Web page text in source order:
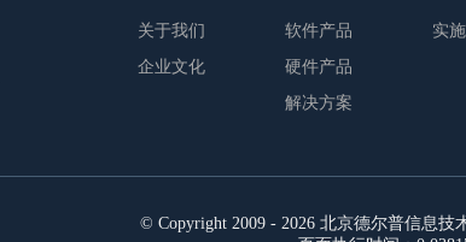
关于我们
企业文化
软件产品
硬件产品
解决方案
实
© Copyright 2009 - 2026 北京德尔普信息技